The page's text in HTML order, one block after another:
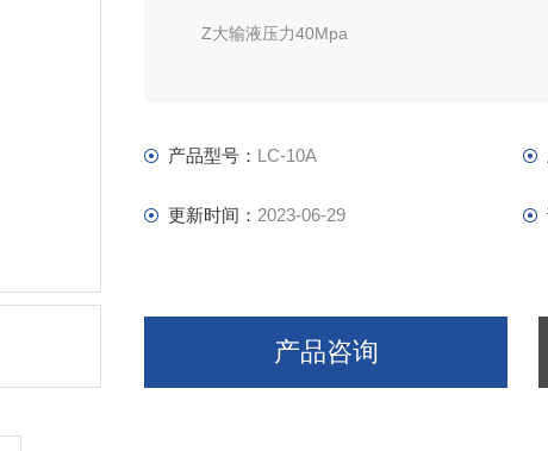
Z大输液压力40Mpa
流量精确度≤0.1％RSD
梯度浓度准确度±1％（0～100％，水／丙酮水
使用环境温度范围4－35℃
产品型号： LC-10A
更新时间： 2023-06-29
产品咨询